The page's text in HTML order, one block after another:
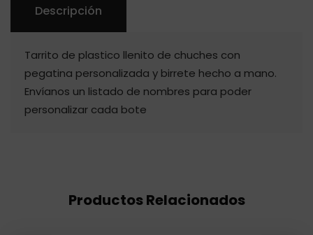
Descripción
Tarrito de plastico llenito de chuches con
pegatina personalizada y birrete hecho a mano.
Envíanos un listado de nombres para poder
personalizar cada bote
Productos Relacionados